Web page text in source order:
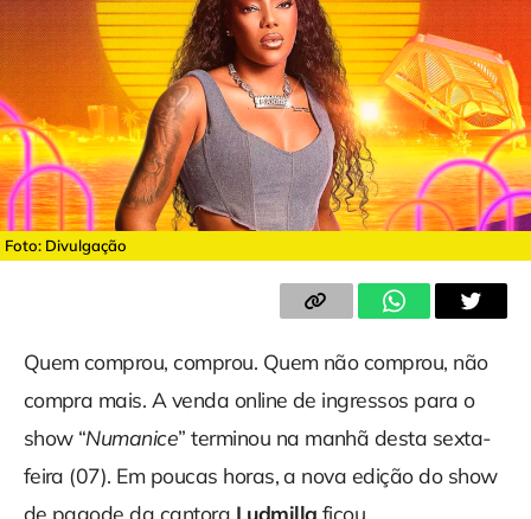
Foto: Divulgação
Quem comprou, comprou. Quem não comprou, não
compra mais. A venda online de ingressos para o
show “Numanice” terminou na manhã desta sexta-
feira (07). Em poucas horas, a nova edição do show
de pagode da cantora Ludmilla ficou